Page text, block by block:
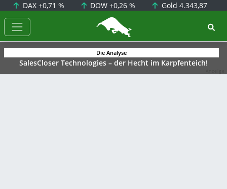
DAX +0,71 % DOW+0,26 % Gold 4.343,87
BörsenNEWS.de
Die Analyse
SalesCloser Technologies – der Hecht im Karpfenteich!